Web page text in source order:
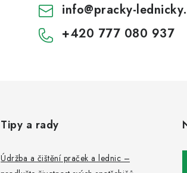
info@pracky-
+420 777 080 937
Tipy a rady
Údržba a čištění praček a lednic –